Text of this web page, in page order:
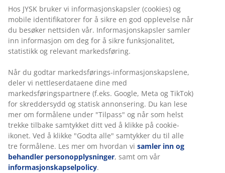
Hos JYSK bruker vi informasjonskapsler (cookies) og
mobile identifikatorer for å sikre en god opplevelse når
du besøker nettsiden vår. Informasjonskapsler samler
inn informasjon om deg for å sikre funksjonalitet,
statistikk og relevant markedsføring.
Når du godtar markedsførings-informasjonskapslene,
deler vi nettleserdataene dine med
markedsføringspartnere (f.eks. Google, Meta og TikTok)
for skreddersydd og statisk annonsering. Du kan lese
mer om formålene under "Tilpass" og når som helst
trekke tilbake samtykket ditt ved å klikke på cookie-
ikonet. Ved å klikke "Godta alle" samtykker du til alle
tre formålene. Les mer om hvordan vi samler inn og
behandler personopplysninger, samt om vår
informasjonskapselpolicy.